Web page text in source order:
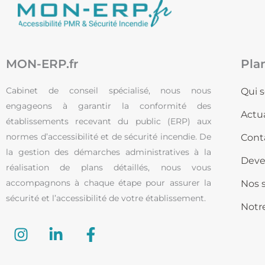
MON-ERP.fr
Cabinet de conseil spécialisé, nous nous
engageons à garantir la conformité des
établissements recevant du public (ERP) aux
normes d’accessibilité et de sécurité incendie. De
la gestion des démarches administratives à la
réalisation de plans détaillés, nous vous
accompagnons à chaque étape pour assurer la
sécurité et l’accessibilité de votre établissement.
I
n
i
F
a
Qui
Nos